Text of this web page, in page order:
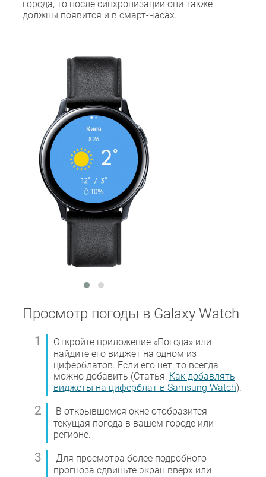
города, то после синхронизации они также
должны появится и в смарт-часах.
Просмотр погоды в Galaxy Watch
Откройте приложение «Погода» или
найдите его виджет на одном из
циферблатов. Если его нет, то всегда
можно добавить (Статья: Как добавлять
виджеты на циферблат в Samsung Watch).
В открывшемся окне отобразится
текущая погода в вашем городе или
регионе.
Для просмотра более подробного
прогноза сдвиньте экран вверх или